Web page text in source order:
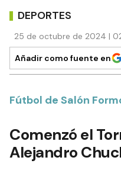
DEPORTES
25 de octubre de 2024 |
Añadir como fuente en
Fútbol de Salón
Comenzó el
Alejandro